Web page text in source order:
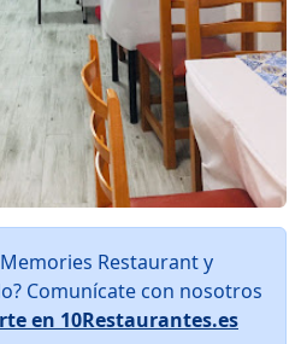
Restaurant y
Comunícate con nosotros
en 10Restaurantes.es